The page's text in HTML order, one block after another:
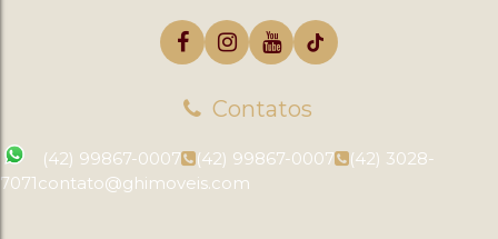
Contatos
(42) 99867-0007 (42) 99867-0007
(42) 3028-
7071contato@ghimoveis.com